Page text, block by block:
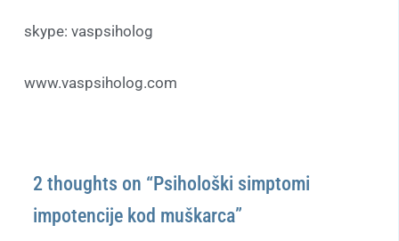
skype: vaspsiholog
www.vaspsiholog.com
2 thoughts on “Psihološki simptomi
impotencije kod muškarca”